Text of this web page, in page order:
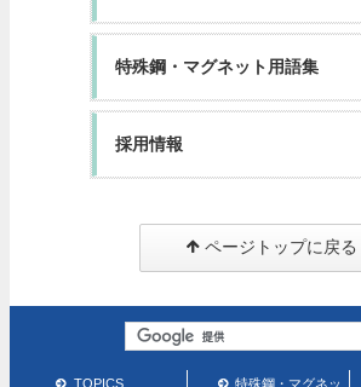
特殊鋼・マグネット用語集
採用情報
ページトップに戻る
TOPICS 特殊鋼・マグネッ